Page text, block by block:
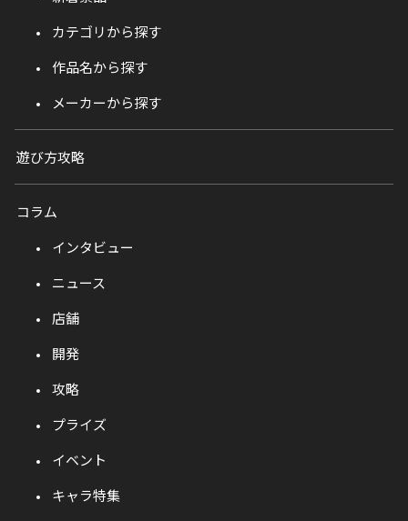
カテゴリから探す
作品名から探す
メーカーから探す
遊び方攻略
コラム
インタビュー
ニュース
店舗
開発
攻略
プライズ
イベント
キャラ特集